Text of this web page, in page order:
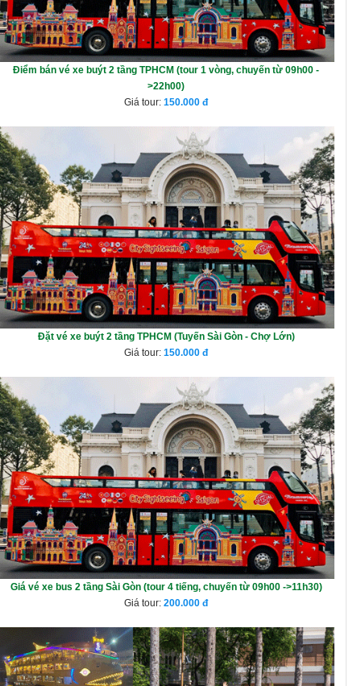
Điểm bán vé xe buýt 2 tầng TPHCM (tour 1 vòng, chuyến từ 09h00 -
>22h00)
Giá tour: 150.000
Đặt vé xe buýt 2 tầng TPHCM (Tuyến Sài Gòn - Chợ Lớn)
Giá tour: 150.000
Giá vé xe bus 2 tầng Sài Gòn (tour 4 tiếng, chuyến từ 09h00 ->11h30)
Giá tour: 200.000